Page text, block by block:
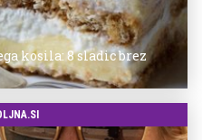
kosila: 8 sladic brez